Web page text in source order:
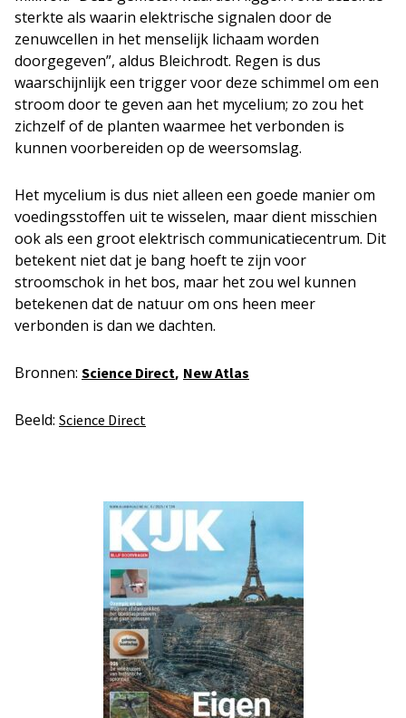
sterkte als waarin elektrische signalen door de
zenuwcellen in het menselijk lichaam worden
doorgegeven”, aldus Bleichrodt. Regen is dus
waarschijnlijk een trigger voor deze schimmel om een
stroom door te geven aan het mycelium; zo zou het
zichzelf of de planten waarmee het verbonden is
kunnen voorbereiden op de weersomslag.
Het mycelium is dus niet alleen een goede manier om
voedingsstoffen uit te wisselen, maar dient misschien
ook als een groot elektrisch communicatiecentrum. Dit
betekent niet dat je bang hoeft te zijn voor
stroomschok in het bos, maar het zou wel kunnen
betekenen dat de natuur om ons heen meer
verbonden is dan we dachten.
Bronnen: Science Direct, New Atlas
Beeld: Science Direct